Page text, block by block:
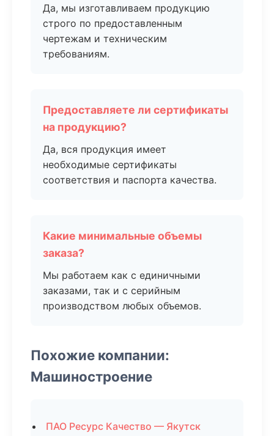
Да, мы изготавливаем продукцию
строго по предоставленным
чертежам и техническим
требованиям.
Предоставляете ли сертификаты
на продукцию?
Да, вся продукция имеет
необходимые сертификаты
соответствия и паспорта качества.
Какие минимальные объемы
заказа?
Мы работаем как с единичными
заказами, так и с серийным
производством любых объемов.
Похожие компании:
Машиностроение
ПАО Ресурс Качество — Якутск